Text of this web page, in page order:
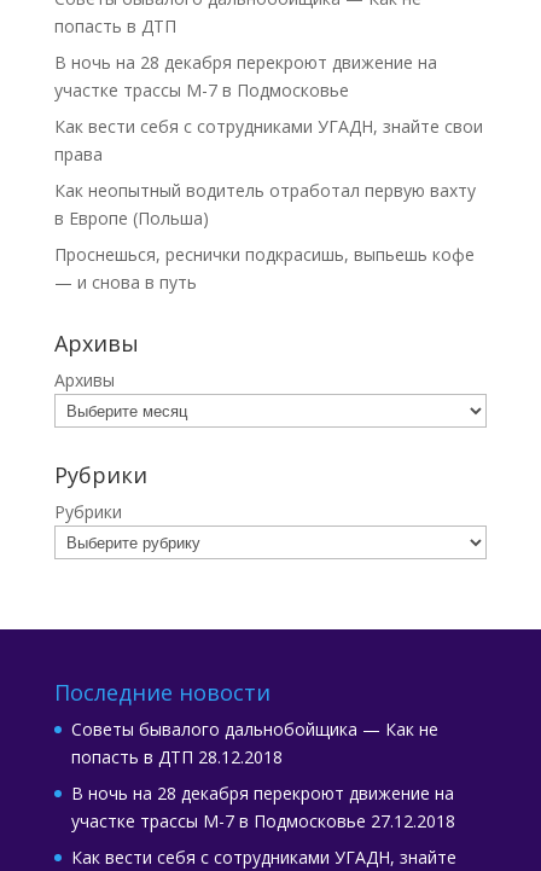
попасть в ДТП
В ночь на 28 декабря перекроют движение на
участке трассы М-7 в Подмосковье
Как вести себя с сотрудниками УГАДН, знайте свои
права
Как неопытный водитель отработал первую вахту
в Европе (Польша)
Проснешься, реснички подкрасишь, выпьешь кофе
— и снова в путь
Архивы
Архивы
Рубрики
Рубрики
Последние новости
Советы бывалого дальнобойщика — Как не
попасть в ДТП 28.12.2018
В ночь на 28 декабря перекроют движение на
участке трассы М-7 в Подмосковье 27.12.2018
Как вести себя с сотрудниками УГАДН, знайте